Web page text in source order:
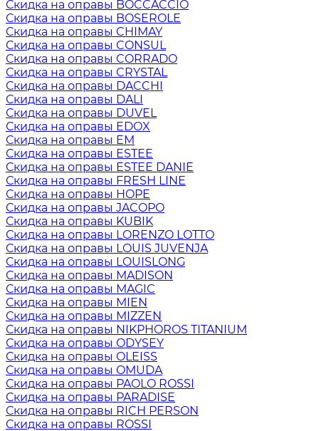
Скидка на оправы BOCCACCIO
Скидка на оправы BOSEROLE
Скидка на оправы CHIMAY
Скидка на оправы CONSUL
Скидка на оправы CORRADO
Скидка на оправы CRYSTAL
Скидка на оправы DACCHI
Скидка на оправы DALI
Скидка на оправы DUVEL
Скидка на оправы EDOX
Скидка на оправы EM
Скидка на оправы ESTEE
Скидка на оправы ESTEE DANIE
Скидка на оправы FRESH LINE
Скидка на оправы HOPE
Скидка на оправы JACOPO
Скидка на оправы KUBIK
Скидка на оправы LORENZO LOTTO
Скидка на оправы LOUIS JUVENJA
Скидка на оправы LOUISLONG
Скидка на оправы MADISON
Скидка на оправы MAGIC
Скидка на оправы MIEN
Скидка на оправы MIZZEN
Скидка на оправы NIKPHOROS TITANIUM
Скидка на оправы ODYSEY
Скидка на оправы OLEISS
Скидка на оправы OMUDA
Скидка на оправы PAOLO ROSSI
Скидка на оправы PARADISE
Скидка на оправы RICH PERSON
Скидка на оправы ROSSI